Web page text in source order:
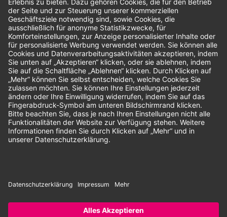
Bewertungen
Unsere Zahlungsarten:
Rechnung SEPA-Lastschrift Vorkasse